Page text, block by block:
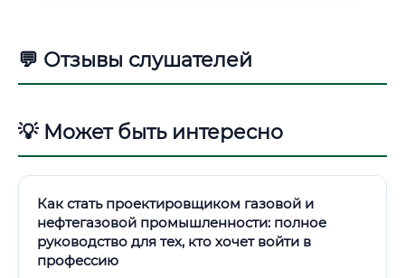
💬 Отзывы слушателей
💡 Может быть интересно
Как стать проектировщиком газовой и
нефтегазовой промышленности: полное
руководство для тех, кто хочет войти в
профессию